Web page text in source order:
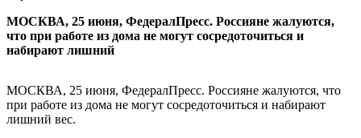
МОСКВА, 25 июня, ФедералПресс. Россияне жалуются,
что при работе из дома не могут сосредоточиться и
набирают лишний
МОСКВА, 25 июня, ФедералПресс. Россияне жалуются, что
при работе из дома не могут сосредоточиться и набирают
лишний вес.